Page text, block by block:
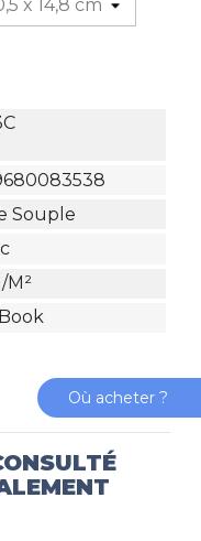
Souple
m²
Où acheter ?